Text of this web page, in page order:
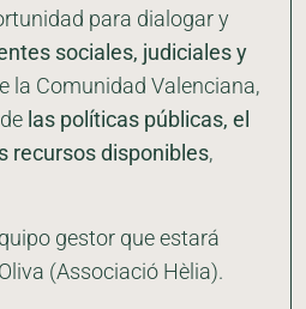
para dialogar y
sociales, judiciales y
la Comunidad Valenciana,
las políticas públicas, el
recursos disponibles,
gestor que estará
(Associació Hèlia).